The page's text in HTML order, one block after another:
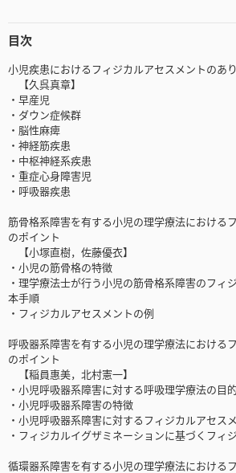
目次
小児疾患におけるフィジカルアセスメントのあ
【久呉真章】
・早産児
・ダウン症候群
・脳性麻痺
・神経筋疾患
・中枢神経系疾患
・重症心身障害児
・呼吸器疾患
筋骨格系障害を有する小児の理学療法における
のポイント
【小塚直樹，佐藤優衣】
・小児の筋骨格の特徴
・理学療法士が行う小児の筋骨格系障害のフィ
本手順
・フィジカルアセスメントの例
呼吸器系障害を有する小児の理学療法における
のポイント
【稲員惠美，北村憲一】
・小児呼吸器系障害に対する呼吸理学療法の目
・小児呼吸器系障害の特徴
・小児呼吸器系障害に対するフィジカルアセス
・フィジカルイグザミネーションに基づくフィ
循環器系障害を有する小児の理学療法における